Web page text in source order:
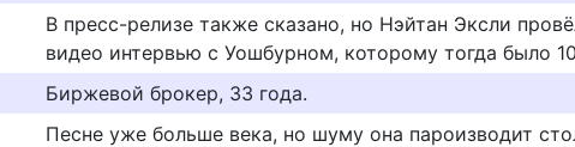
В пресс-релизе также сказано, но Нэйтан Эксли
видео интервью с Уошбурном, которому тогда было
Биржевой брокер, 33 года.
Песне уже больше века, но шуму она пароизводит